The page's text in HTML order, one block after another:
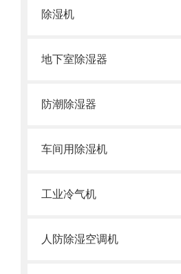
除湿机
地下室除湿器
防潮除湿器
车间用除湿机
工业冷气机
人防除湿空调机